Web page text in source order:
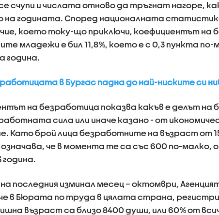
счупи и числата отново да тръгнат нагоре,
на годината. Според националната
което току-що приключи, коефициентът на
младежи е бил 11,8%, което е с 0,3 пункта по-
година.
в Бургас падна до най-ниските си
на безработица показва какъв е делът
сила или иначе казано - от
Като брой лица безработните на възраст от 15
означава, че в момента те са със 600 по-малко,
година.
последния изминал месец – октомври,
в Бюрата по труда в цялата страна,
възраст са близо 8400 души, или 60% от